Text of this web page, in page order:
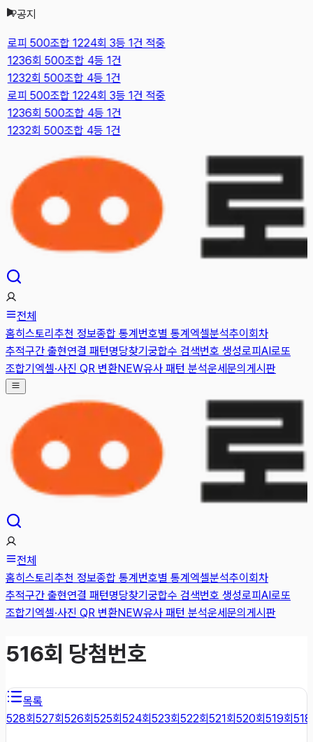
공지
로피 500조합 1224회 3등 1건 적중
1236회 500조합 4등 1건
1232회 500조합 4등 1건
로피 500조합 1224회 3등 1건 적중
1236회 500조합 4등 1건
1232회 500조합 4등 1건
전체
홈히스토리 추천 정보종합 통계번호별 통계엑셀분석추이 회차
추적구간 출현연결 패턴명당찾기궁합수 검색번호 생성로피AI로또
조합기엑셀·사진 QR 변환NEW유사 패턴 분석운세문의게시판
전체
홈히스토리 추천 정보종합 통계번호별 통계엑셀분석추이 회차
추적구간 출현연결 패턴명당찾기궁합수 검색번호 생성로피AI로또
조합기엑셀·사진 QR 변환NEW유사 패턴 분석운세문의게시판
516회 당첨번호
목록
528회527회526회525회524회523회522회521회520회519회518